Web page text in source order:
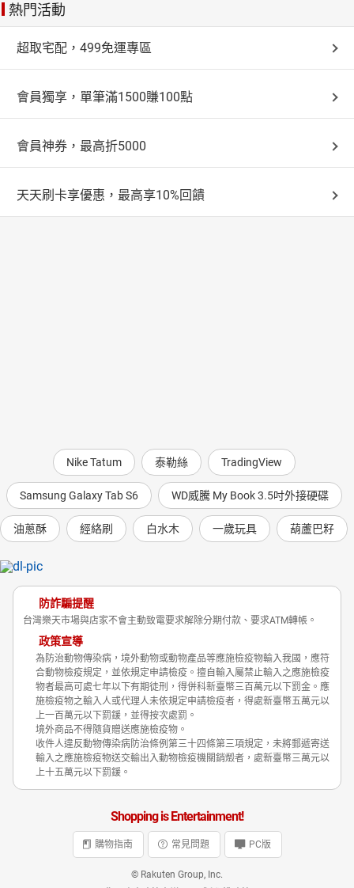
熱門活動
超取宅配，499免運專區
會員獨享，單筆滿1500賺100點
會員神券，最高折5000
天天刷卡享優惠，最高享10%回饋
Nike Tatum 泰勒絲 TradingView
Samsung Galaxy Tab S6 WD威騰 My Book 3.5吋外接硬碟
油蔥酥 經絡刷 白水木 一歲玩具 葫蘆巴籽
防詐騙提醒
台灣樂天市場與店家不會主動致電要求解除分期付款、要求ATM轉帳。
政策宣導
為防治動物傳染病，境外動物或動物產品等應施檢疫物輸入我國，應符
合動物檢疫規定，並依規定申請檢疫。擅自輸入屬禁止輸入之應施檢疫
物者最高可處七年以下有期徒刑，得併科新臺幣三百萬元以下罰金。應
施檢疫物之輸入人或代理人未依規定申請檢疫者，得處新臺幣五萬元以
上一百萬元以下罰鍰，並得按次處罰。
境外商品不得隨貨贈送應施檢疫物。
收件人違反動物傳染病防治條例第三十四條第三項規定，未將郵遞寄送
輸入之應施檢疫物送交輸出入動物檢疫機關銷燬者，處新臺幣三萬元以
上十五萬元以下罰鍰。
Shopping is Entertainment!
購物指南 常見問題 PC版
© Rakuten Group, Inc.